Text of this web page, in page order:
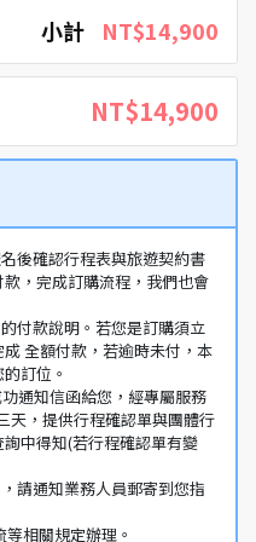
小計 NT$14,900
NT$14,900
後確認行程表與旅遊契約書
，完成訂購流程，我們也會
付款說明。若您是訂購須立
全額付款，若逾時未付，本
訂位。
通知信函給您，經專屬服務
天，提供行程確認單與團體行
中得知(若行程確認單有變
請通知業務人員郵寄到您指
相關規定辦理。